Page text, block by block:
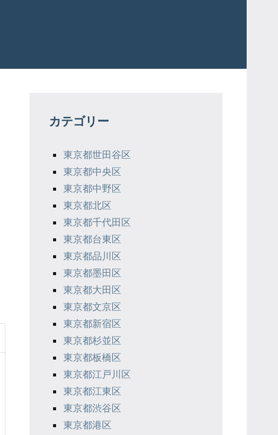
カテゴリー
東京都世田谷区
東京都中央区
東京都中野区
東京都北区
東京都千代田区
東京都台東区
東京都品川区
東京都墨田区
東京都大田区
東京都文京区
東京都新宿区
東京都杉並区
東京都板橋区
東京都江戸川区
東京都江東区
東京都渋谷区
東京都港区